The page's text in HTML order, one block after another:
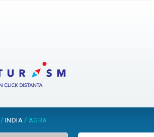
/ INDIA / AGRA